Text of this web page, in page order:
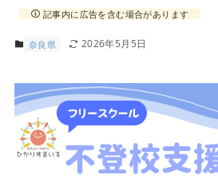
記事内に広告を含む場合があります
奈良県 2026年5月5日